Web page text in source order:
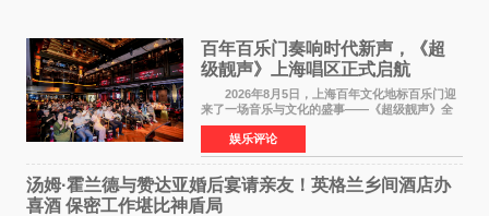
百年百乐门奏响时代新声，《超
级靓声》上海唱区正式启航
2026年8月5日，上海百年文化地标百乐门迎
来了一场音乐与文化的盛事——《超级靓声》全
国励志音乐公益节目上海唱区新闻发布会暨启动
仪式在此隆重举行。各界领导、嘉宾与媒体朋友
齐聚一堂，共同
娱乐评论
汤姆·霍兰德与赞达亚婚后宴请亲友！英格兰乡间酒店办
喜酒 保密工作堪比神盾局